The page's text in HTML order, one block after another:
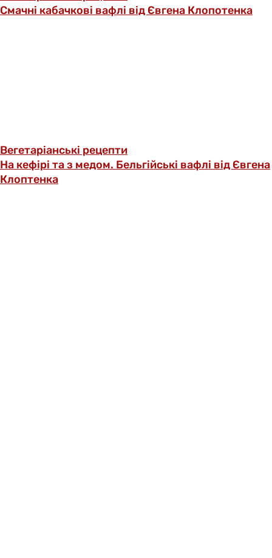
Смачні кабачкові вафлі від Євгена Клопотенка
Вегетаріанські рецепти
На кефірі та з медом. Бельгійські вафлі від Євгена
Клоптенка